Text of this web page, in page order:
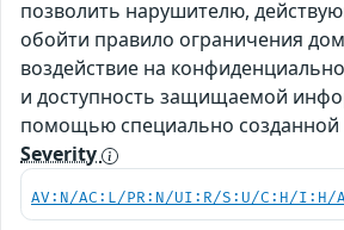
позволить нарушителю,
обойти правило ограничения
воздействие на
и доступность защищаемой
помощью специально созданной
Severity
AV:N/AC:L/PR:N/UI:R/S:U/C:H/I:H/